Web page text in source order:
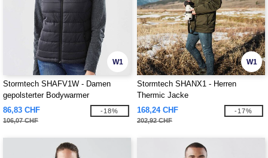
W1
Stormtech SHAFV1W - Damen
gepolsterter Bodywarmer
86,83 CHF
106,07 CHF
-18%
W1
Stormtech SHANX1 - Herren
Thermic Jacke
168,24 CHF
202,92 CHF
-17%